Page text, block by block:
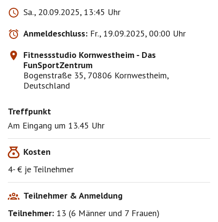
Regeln:
* Locker und lässig! Hier dreht sich alles um
Lachen, Spaß und ein paar verrückte Tischtennis-
Moves.
Wir werden parallel auch ein kleines Mäxleturnier(
Around the Table) veranstalten , wird sehr lustig.
Lasst uns einfach gemeinsam eine tolle Zeit voller
Gelächter und verrückter Tischtennismomente
erleben! Bring deine lustige Seite mit , dann wirds
schon klappen.
Sa., 20.09.2025, 13:45 Uhr
Anmeldeschluss: Fr., 19.09.2025, 00:00 Uhr
Fitnessstudio Kornwestheim - Das
FunSportZentrum
Bogenstraße 35, 70806 Kornwestheim,
Deutschland
Treffpunkt
Am Eingang um 13.45 Uhr
Kosten
4- € je Teilnehmer
Teilnehmer & Anmeldung
Teilnehmer: 13 (6 Männer und 7 Frauen)